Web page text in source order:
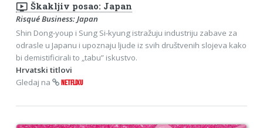
ondemand_video Škakljiv posao: Japan
Risqué Business: Japan
Shin Dong-youp i Sung Si-kyung istražuju industriju zabave za
odrasle u Japanu i upoznaju ljude iz svih društvenih slojeva kako
bi demistificirali to „tabu” iskustvo.
Hrvatski titlovi
Gledaj na
NETFLIXU